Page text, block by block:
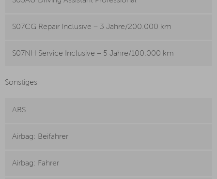
S07CG Repair Inclusive – 3 Jahre/200.000 km
S07NH Service Inclusive – 5 Jahre/100.000 km
Sonstiges
ABS
Airbag: Beifahrer
Airbag: Fahrer